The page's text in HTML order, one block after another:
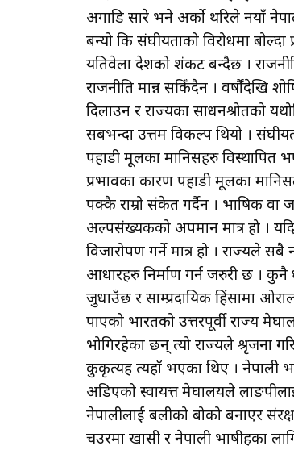
अगाडि सारे भने अर्को थरिले नयाँ
बन्यो कि संघीयताको विरोधमा बोल्दा
यतिवेला देशको शंकट बन्दैछ ।
राजनीति मान्न सकिँदैन । वर्षौंदेखि
दिलाउन र राज्यका साधनश्रोतको
सबभन्दा उत्तम विकल्प थियो ।
पहाडी मूलका मानिसहरु विस्थापित
प्रभावका कारण पहाडी मूलका
पक्कै राम्रो संकेत गर्दैन । भाषिक वा
अल्पसंख्यकको अपमान मात्र हो ।
विजारोपण गर्ने मात्र हो । राज्यले
आधारहरु निर्माण गर्न जरुरी छ । कुनै
जुधाउँछ र साम्प्रदायिक हिंसामा
पाएको भारतको उत्तरपूर्वी राज्य
भोगिरहेका छन् त्यो राज्यले श्रृजना
कुकृत्यहरू त्यहाँ भएका थिए । नेपाली
अडिएको स्वायत्त मेघालयले
नेपालीलाई बलीको बोको बनाएर
चउरमा खासी र नेपाली भाषीहरूका